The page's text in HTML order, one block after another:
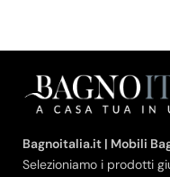
Bagnoitalia.it | Mobili
Selezioniamo i prodotti